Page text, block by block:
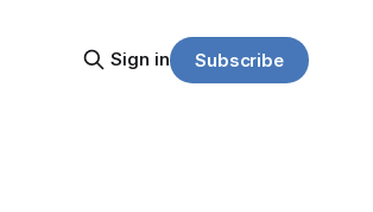
Sign in Subscribe